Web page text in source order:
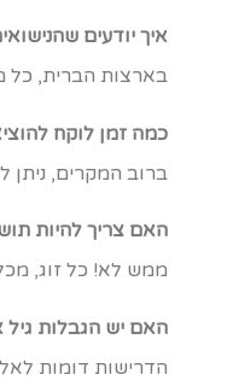
איך יודעים
בארצות הברית, כל
כמה זמן לוקח
ברוב המקרים, ניתן
האם צריך להיות
ממש לא! כל זוג,
האם יש הגבלות גיל
הדרישות דומות